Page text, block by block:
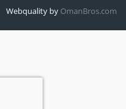
Webquality by OmanBros.com